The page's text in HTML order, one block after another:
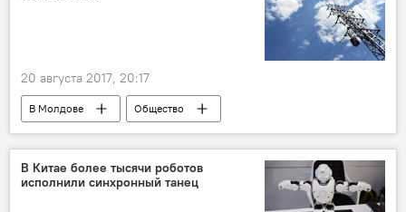
20 августа 2017, 20:17
В Молдове
Общество
Red Union Fenosa
отключение электроэнергии
В Китае более тысячи роботов
исполнили синхронный танец